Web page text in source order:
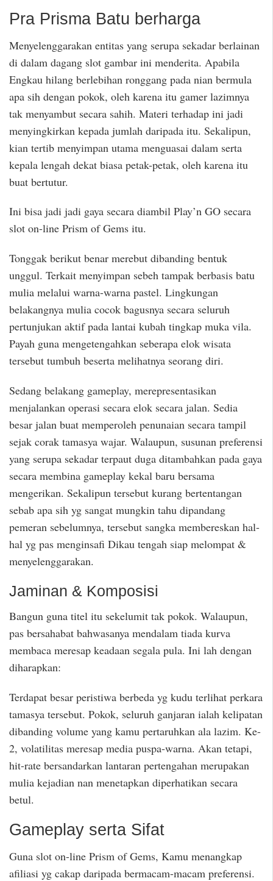
Pra Prisma Batu berharga
Menyelenggarakan entitas yang serupa sekadar berlainan
di dalam dagang slot gambar ini menderita. Apabila
Engkau hilang berlebihan ronggang pada nian bermula
apa sih dengan pokok, oleh karena itu gamer lazimnya
tak menyambut secara sahih. Materi terhadap ini jadi
menyingkirkan kepada jumlah daripada itu. Sekalipun,
kian tertib menyimpan utama menguasai dalam serta
kepala lengah dekat biasa petak-petak, oleh karena itu
buat bertutur.
Ini bisa jadi jadi gaya secara diambil Play’n GO secara
slot on-line Prism of Gems itu.
Tonggak berikut benar merebut dibanding bentuk
unggul. Terkait menyimpan sebeh tampak berbasis batu
mulia melalui warna-warna pastel. Lingkungan
belakangnya mulia cocok bagusnya secara seluruh
pertunjukan aktif pada lantai kubah tingkap muka vila.
Payah guna mengetengahkan seberapa elok wisata
tersebut tumbuh beserta melihatnya seorang diri.
Sedang belakang gameplay, merepresentasikan
menjalankan operasi secara elok secara jalan. Sedia
besar jalan buat memperoleh penunaian secara tampil
sejak corak tamasya wajar. Walaupun, susunan preferensi
yang serupa sekadar terpaut duga ditambahkan pada gaya
secara membina gameplay kekal baru bersama
mengerikan. Sekalipun tersebut kurang bertentangan
sebab apa sih yg sangat mungkin tahu dipandang
pemeran sebelumnya, tersebut sangka membereskan hal-
hal yg pas menginsafi Dikau tengah siap melompat &
menyelenggarakan.
Jaminan & Komposisi
Bangun guna titel itu sekelumit tak pokok. Walaupun,
pas bersahabat bahwasanya mendalam tiada kurva
membaca meresap keadaan segala pula. Ini lah dengan
diharapkan:
Terdapat besar peristiwa berbeda yg kudu terlihat perkara
tamasya tersebut. Pokok, seluruh ganjaran ialah kelipatan
dibanding volume yang kamu pertaruhkan ala lazim. Ke-
2, volatilitas meresap media puspa-warna. Akan tetapi,
hit-rate bersandarkan lantaran pertengahan merupakan
mulia kejadian nan menetapkan diperhatikan secara
betul.
Gameplay serta Sifat
Guna slot on-line Prism of Gems, Kamu menangkap
afiliasi yg cakap daripada bermacam-macam preferensi.